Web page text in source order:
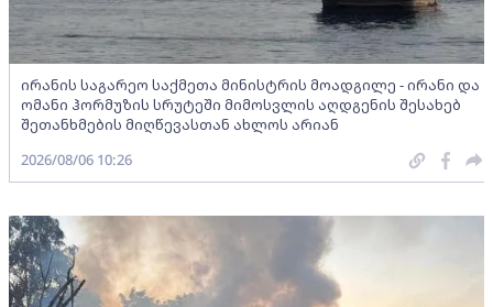
ირანის საგარეო საქმეთა მინისტრის მოადგილე - ირანი და
ომანი ჰორმუზის სრუტეში მიმოსვლის აღდგენის შესახებ
შეთანხმების მიღწევასთან ახლოს არიან
2026/08/06 10:26